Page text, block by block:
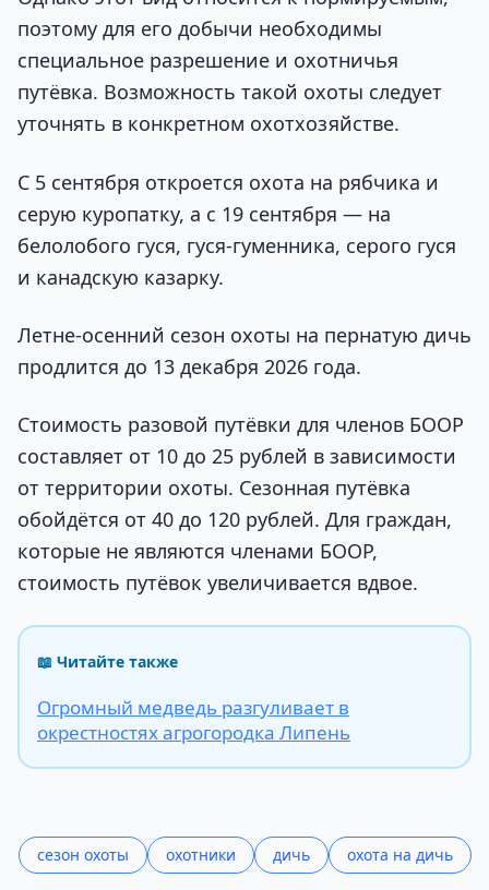
поэтому для его добычи необходимы
специальное разрешение и охотничья
путёвка. Возможность такой охоты следует
уточнять в конкретном охотхозяйстве.
С 5 сентября откроется охота на рябчика и
серую куропатку, а с 19 сентября — на
белолобого гуся, гуся-гуменника, серого гуся
и канадскую казарку.
Летне-осенний сезон охоты на пернатую дичь
продлится до 13 декабря 2026 года.
Стоимость разовой путёвки для членов БООР
составляет от 10 до 25 рублей в зависимости
от территории охоты. Сезонная путёвка
обойдётся от 40 до 120 рублей. Для граждан,
которые не являются членами БООР,
стоимость путёвок увеличивается вдвое.
📖 Читайте также
Огромный медведь разгуливает в
окрестностях агрогородка Липень
сезон охоты охотники дичь охота на дичь